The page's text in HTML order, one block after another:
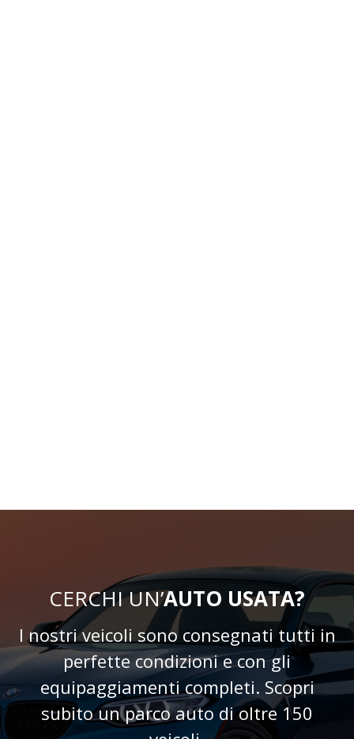
CERCHI UN’AUTO USATA?
I nostri veicoli sono consegnati tutti in
perfette condizioni e con gli
equipaggiamenti completi. Scopri
subito un parco auto di oltre 150